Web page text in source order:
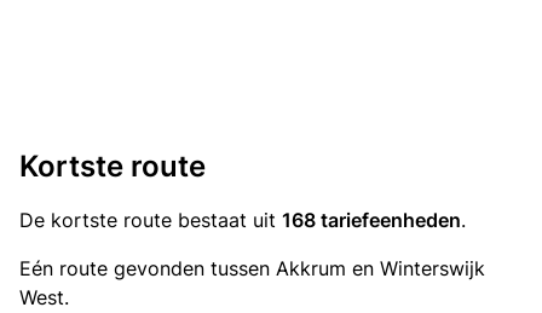
Kortste route
De kortste route bestaat uit 168 tariefeenheden.
Eén route gevonden tussen Akkrum en Winterswijk
West.